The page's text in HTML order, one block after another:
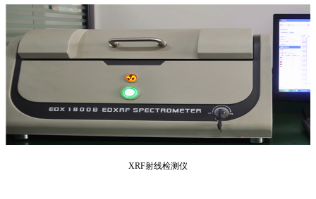
XRF射线检测仪